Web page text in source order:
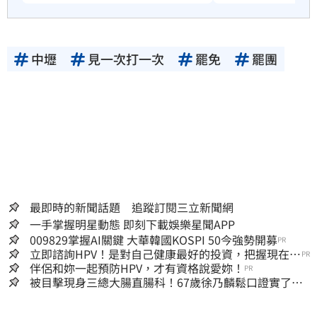
中壢 見一次打一次 罷免 罷團
最即時的新聞話題 追蹤訂閱三立新聞網
一手掌握明星動態 即刻下載娛樂星聞APP
009829掌握AI關鍵 大華韓國KOSPI 50今強勢開募PR
立即諮詢HPV！是對自己健康最好的投資，把握現在不
嫌晚！
PR
伴侶和妳一起預防HPV，才有資格說愛妳！ PR
被目擊現身三總大腸直腸科！67歲徐乃麟鬆口證實了